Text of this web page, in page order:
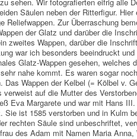
Säulen neben der Ritterfigur.
Reliefwappen. Zur Überraschung
der Glatz und darüber die
zweites Wappen, darüber die
war ich besonders beeindruckt
Glatz-Wappen gesehen, welches
nahe kommt. Es waren sogar
Das Wappen der Kelbel (= Kölbel v.
auf die Mutter des
Eva Margarete und war mit Hans
Sie ist 1585 verstorben und in Kulm
rechten Säule sind unbeschriftet,
des Adam mit Namen Maria Anna,